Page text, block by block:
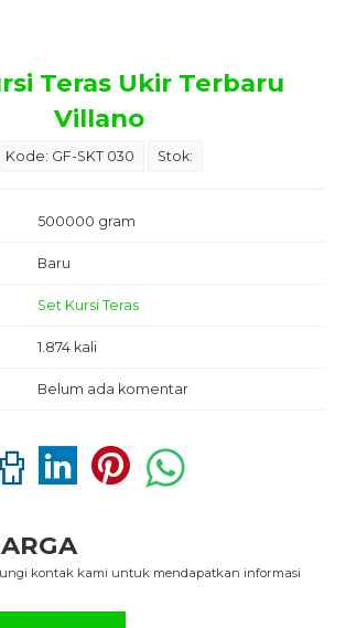
Teras Ukir Terbaru
Villano
Kode: GF-SKT 030 Stok:
500000 gram
Baru
Set Kursi Teras
1.874 kali
Belum ada komentar
kontak kami untuk mendapatkan informasi